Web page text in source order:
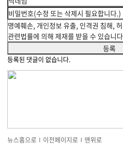
등록된 댓글이 없습니다.
뉴스홈으로 이전페이지로 맨위로